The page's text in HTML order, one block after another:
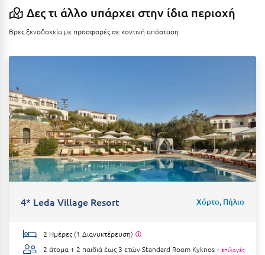
Καρδάμαινα
Καρδαμύλη
Καρδίτσα
Καρπενήσι
Κάρυστος
Κάσος
Κασσάνδρα
Κέα - Τζιά
Δες τι άλλο υπάρχει στην ίδια περιοχή
Βρες ξενοδοχεία με προσφορές σε κοντινή απόσταση
4* Leda Village Resort Χόρτο, Πήλιο
2 Ημέρες (1 Διανυκτέρευση)
2 άτομα + 2 παιδιά έως 3 ετώνStandard Room Kyknos + επιλογές